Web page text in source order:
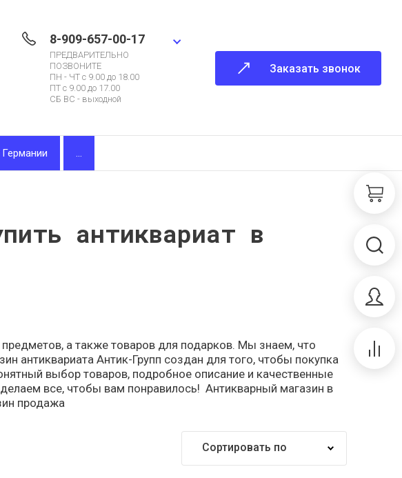
8-909-657-00-17
ПРЕДВАРИТЕЛЬНО
ПОЗВОНИТЕ
ПН - ЧТ с 9.00 до 18.00
ПТ с 9.00 до 17.00
СБ ВС - выходной
Заказать звонок
...
антиквариат в
а также товаров для подарков. Мы знаем, что
антиквариата Антик-Групп создан для того, чтобы покупка
выбор товаров, подробное описание и качественные
все, чтобы вам понравилось! Антикварный магазин в
продажа
Сортировать по